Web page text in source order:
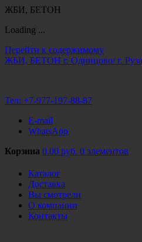
ЖБИ, БЕТОН
Loading ...
Перейти к содержимому
ЖБИ, БЕТОН г. Одинцово/ г.
Тел: +7-977-197-88-87
E-mail
WhatsApp
Корзина 0.00 руб. 0 элементов
Каталог
Доставка
Вы смотрели
О компании
Контакты